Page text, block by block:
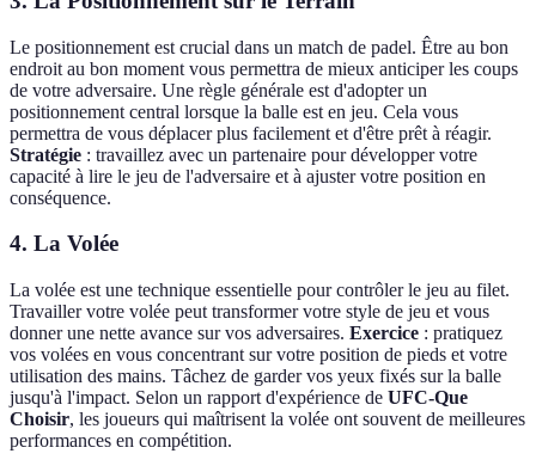
Le positionnement est crucial dans un match de padel. Être au bon
endroit au bon moment vous permettra de mieux anticiper les coups
de votre adversaire. Une règle générale est d'adopter un
positionnement central lorsque la balle est en jeu. Cela vous
permettra de vous déplacer plus facilement et d'être prêt à réagir.
Stratégie : travaillez avec un partenaire pour développer votre
capacité à lire le jeu de l'adversaire et à ajuster votre position en
conséquence.
4. La Volée
La volée est une technique essentielle pour contrôler le jeu au filet.
Travailler votre volée peut transformer votre style de jeu et vous
donner une nette avance sur vos adversaires. Exercice : pratiquez
vos volées en vous concentrant sur votre position de pieds et votre
utilisation des mains. Tâchez de garder vos yeux fixés sur la balle
jusqu'à l'impact. Selon un rapport d'expérience de UFC-Que
Choisir, les joueurs qui maîtrisent la volée ont souvent de meilleures
performances en compétition.